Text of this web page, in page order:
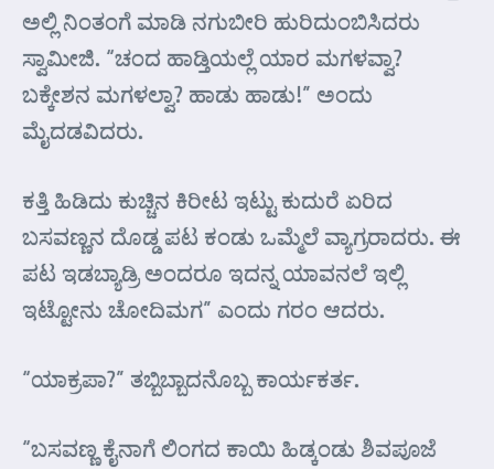
ಅಲ್ಲಿ ನಿಂತಂಗೆ ಮಾಡಿ ನಗುಬೀರಿ ಹುರಿದುಂಬಿಸಿದರು
ಸ್ವಾಮೀಜಿ. “ಚಂದ ಹಾಡ್ತಿಯಲ್ಲೆ ಯಾರ ಮಗಳವ್ವಾ?
ಬಕ್ಕೇಶನ ಮಗಳಲ್ವಾ? ಹಾಡು ಹಾಡು!” ಅಂದು
ಮೈದಡವಿದರು.
ಕತ್ತಿ ಹಿಡಿದು ಕುಚ್ಚಿನ ಕಿರೀಟ ಇಟ್ಟು ಕುದುರೆ ಏರಿದ
ಬಸವಣ್ಣನ ದೊಡ್ಡ ಪಟ ಕಂಡು ಒಮ್ಮೆಲೆ ವ್ಯಾಗ್ರರಾದರು. ಈ
ಪಟ ಇಡಬ್ಯಾಡ್ರಿ ಅಂದರೂ ಇದನ್ನ ಯಾವನಲೆ ಇಲ್ಲಿ
ಇಟ್ಟೋನು ಚೋದಿಮಗ” ಎಂದು ಗರಂ ಆದರು.
“ಯಾಕ್ರಪಾ?” ತಬ್ಬಿಬ್ಬಾದನೊಬ್ಬ ಕಾರ್ಯಕರ್ತ.
“ಬಸವಣ್ಣ ಕೈನಾಗೆ ಲಿಂಗದ ಕಾಯಿ ಹಿಡ್ಕಂಡು ಶಿವಪೂಜೆ